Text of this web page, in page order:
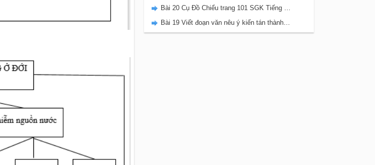
Bài 20 Cụ Đồ Chiểu trang 101 SGK Tiếng Việt 5 Kết nối tri thức tập 2
Bài 19 Viết đoạn văn nêu ý kiến tán thành một sự việc, hiện tượng (Bài viết số 1) trang 100 SGK Tiếng Việt 5 Kết nối tri thức tập 2